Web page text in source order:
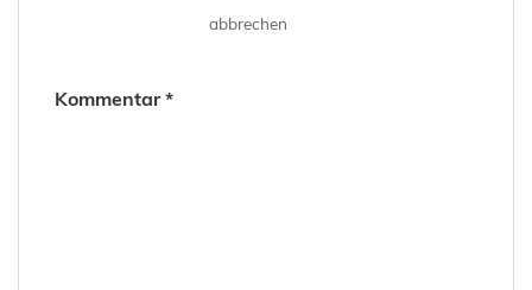
abbrechen
Kommentar*